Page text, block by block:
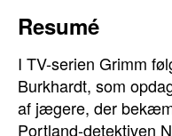
Resumé
I TV-serien Grimm
Burkhardt, som
af jægere, der
Portland-detektiven